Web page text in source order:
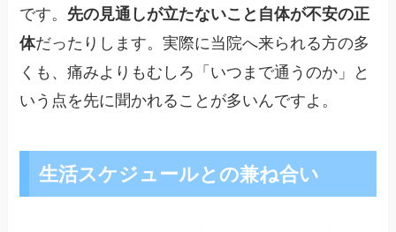
です。 先の見通しが立たないこと自体が不安の正
体だったりします。実際に当院へ来られる方の多
くも、痛みよりもむしろ「いつまで通うのか」と
いう点を先に聞かれることが多いんですよ。
生活スケジュールとの兼ね合い